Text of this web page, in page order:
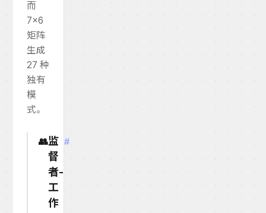
而
7×6
矩阵
生成
27 种
独有
模
式。
👥监
督
者-
工
作
#